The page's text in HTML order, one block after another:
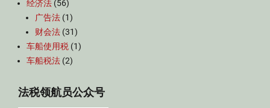
经济法 (56)
广告法 (1)
财会法 (31)
车船使用税 (1)
车船税法 (2)
法税领航员公众号